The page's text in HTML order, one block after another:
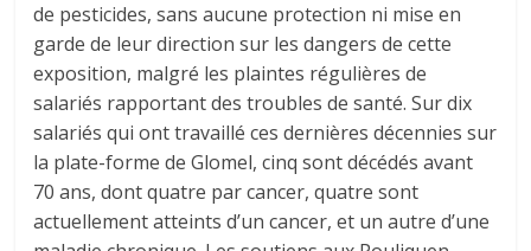
de pesticides, sans aucune protection ni mise en
garde de leur direction sur les dangers de cette
exposition, malgré les plaintes régulières de
salariés rapportant des troubles de santé. Sur dix
salariés qui ont travaillé ces dernières décennies sur
la plate-forme de Glomel, cinq sont décédés avant
70 ans, dont quatre par cancer, quatre sont
actuellement atteints d’un cancer, et un autre d’une